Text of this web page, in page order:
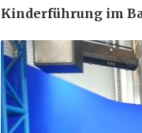
Kinderführung im